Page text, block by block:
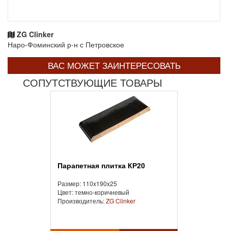
ZG Clinker
Наро-Фоминский р-н с Петровское
ВАС МОЖЕТ ЗАИНТЕРЕСОВАТЬ
СОПУТСТВУЮЩИЕ ТОВАРЫ
Парапетная плитка КР20
Размер: 110x190x25
Цвет: темно-коричневый
Производитель:ZG Clinker